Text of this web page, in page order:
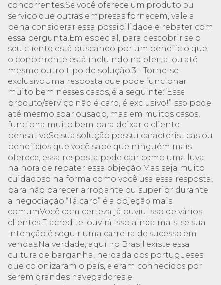
concorrentes.Se você oferece um produto ou
serviço que outras empresas fornecem, vale a
pena considerar essa possibilidade e rebater com
essa pergunta.Em especial, para descobrir se o
seu cliente está buscando por um benefício que
o concorrente está incluindo na oferta, ou até
mesmo outro tipo de solução.3 - Torne-se
exclusivoUma resposta que pode funcionar
muito bem nesses casos, é a seguinte:“Esse
produto/serviço não é caro, é exclusivo!”Isso pode
até mesmo soar ousado, mas em muitos casos,
funciona muito bem para deixar o cliente
pensativoSe sua solução possui características ou
benefícios que você sabe que ninguém mais
oferece, essa resposta pode cair como uma luva
na hora de rebater essa objeção.Mas seja muito
cuidadoso na forma como você usa essa resposta,
para não parecer arrogante ou superior durante
a negociação.“Tá caro” é a objeção mais
comumVocê com certeza já ouviu isso de vários
clientes.E acredite: ouvirá isso ainda mais, se sua
intenção é seguir uma carreira de sucesso em
vendas.Na verdade, aqui no Brasil existe essa
cultura de barganha, herdada dos portugueses
que colonizaram o país, e eram conhecidos por
serem grandes navegadores e